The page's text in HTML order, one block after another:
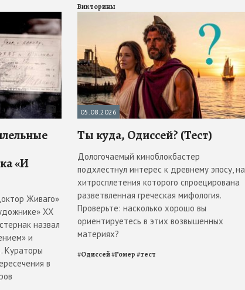
«И
Живаго»
ХХ
назвал
и
Кураторы
в
Викторины
05.08.2026
Ты куда, Одиссей? (Тест)
Дологочаемый киноблокбастер
подхлестнул интерес к древнему эпосу, на
хитросплетения которого спроецирована
разветвленная греческая мифология.
Проверьте: насколько хорошо вы
ориентируетесь в этих возвышенных
материях?
#Одиссей#Гомер#тест